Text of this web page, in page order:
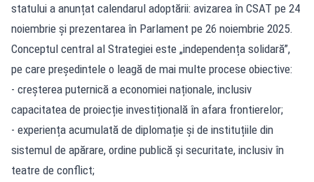
statului a anunțat calendarul adoptării: avizarea în CSAT pe 24
noiembrie și prezentarea în Parlament pe 26 noiembrie 2025.
Conceptul central al Strategiei este „independența solidară”,
pe care președintele o leagă de mai multe procese obiective:
- creșterea puternică a economiei naționale, inclusiv
capacitatea de proiecție investițională în afara frontierelor;
- experiența acumulată de diplomație și de instituțiile din
sistemul de apărare, ordine publică și securitate, inclusiv în
teatre de conflict;